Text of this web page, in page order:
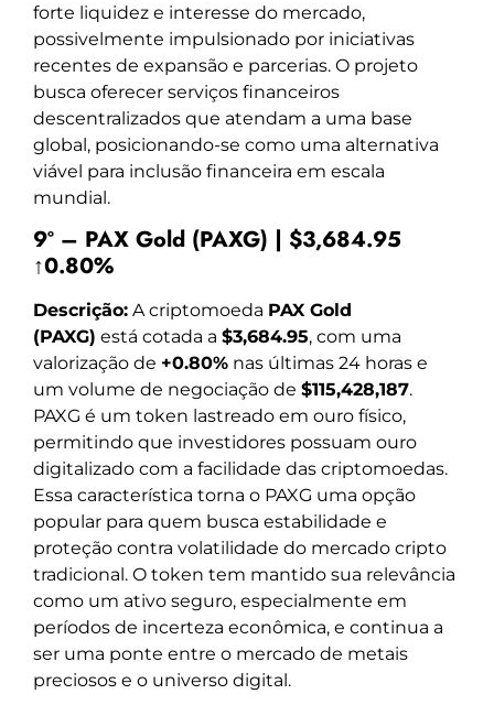
forte liquidez e interesse do mercado,
possivelmente impulsionado por iniciativas
recentes de expansão e parcerias. O projeto
busca oferecer serviços financeiros
descentralizados que atendam a uma base
global, posicionando-se como uma alternativa
viável para inclusão financeira em escala
mundial.
9º – PAX Gold (PAXG) | $3,684.95
↑0.80%
Descrição: A criptomoeda PAX Gold
(PAXG) está cotada a $3,684.95, com uma
valorização de +0.80% nas últimas 24 horas e
um volume de negociação de $115,428,187.
PAXG é um token lastreado em ouro físico,
permitindo que investidores possuam ouro
digitalizado com a facilidade das criptomoedas.
Essa característica torna o PAXG uma opção
popular para quem busca estabilidade e
proteção contra volatilidade do mercado cripto
tradicional. O token tem mantido sua relevância
como um ativo seguro, especialmente em
períodos de incerteza econômica, e continua a
ser uma ponte entre o mercado de metais
preciosos e o universo digital.